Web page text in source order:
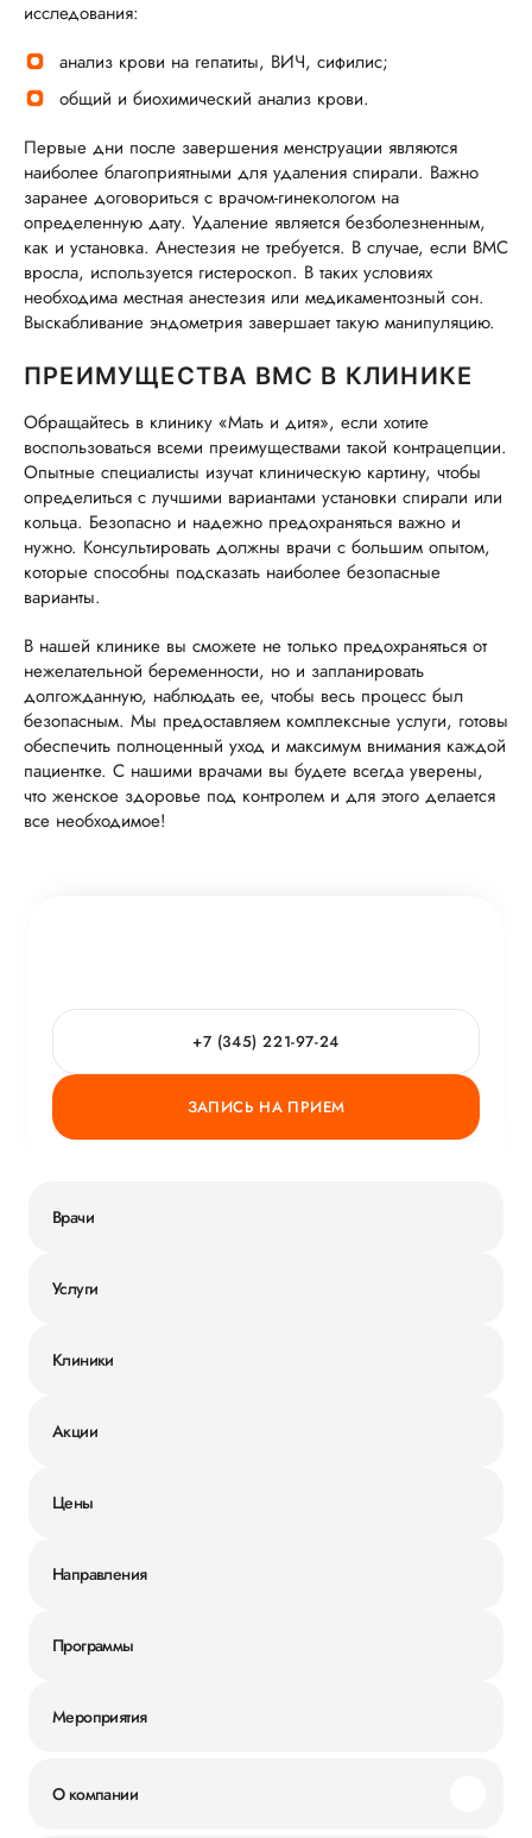
исследования:
анализ крови на гепатиты, ВИЧ, сифилис;
общий и биохимический анализ крови.
Первые дни после завершения менструации являются
наиболее благоприятными для удаления спирали. Важно
заранее договориться с врачом-гинекологом на
определенную дату. Удаление является безболезненным,
как и установка. Анестезия не требуется. В случае, если ВМС
вросла, используется гистероскоп. В таких условиях
необходима местная анестезия или медикаментозный сон.
Выскабливание эндометрия завершает такую манипуляцию.
ПРЕИМУЩЕСТВА ВМС В КЛИНИКЕ
Обращайтесь в клинику «Мать и дитя», если хотите
воспользоваться всеми преимуществами такой контрацепции.
Опытные специалисты изучат клиническую картину, чтобы
определиться с лучшими вариантами установки спирали или
кольца. Безопасно и надежно предохраняться важно и
нужно. Консультировать должны врачи с большим опытом,
которые способны подсказать наиболее безопасные
варианты.
В нашей клинике вы сможете не только предохраняться от
нежелательной беременности, но и запланировать
долгожданную, наблюдать ее, чтобы весь процесс был
безопасным. Мы предоставляем комплексные услуги, готовы
обеспечить полноценный уход и максимум внимания каждой
пациентке. С нашими врачами вы будете всегда уверены,
что женское здоровье под контролем и для этого делается
все необходимое!
+7 (345) 221-97-24
ЗАПИСЬ НА ПРИЕМ
Врачи
Услуги
Клиники
Акции
Цены
Направления
Программы
Мероприятия
О компании